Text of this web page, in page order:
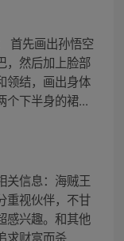
首先画出孙悟空
，然后加上脸部
领结，画出身体
个下半身的裙...
关信息：海贼王
重视伙伴，不甘
感兴趣。和其他
求财富而杀